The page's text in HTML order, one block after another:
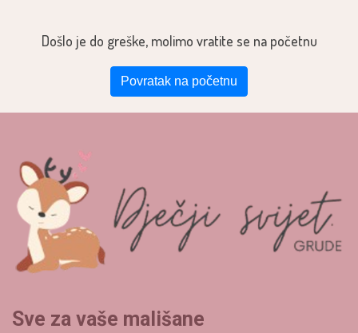
Došlo je do greške, molimo vratite se na početnu
Povratak na početnu
Sve za vaše mališane